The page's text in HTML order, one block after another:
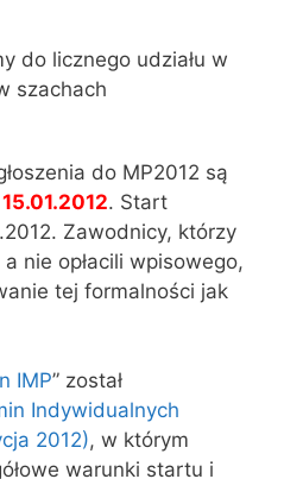
do licznego udziału w
szachach
do MP2012 są
15.01.2012. Start
Zawodnicy, którzy
nie opłacili wpisowego,
tej formalności jak
IMP” został
Indywidualnych
2012), w którym
warunki startu i